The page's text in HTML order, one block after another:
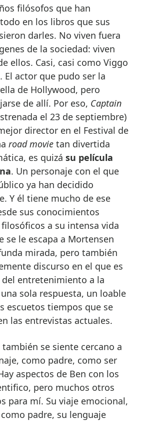
filósofos que han
en los libros que sus
darles. No viven fuera
de la sociedad: viven
ellos. Casi, casi como Viggo
El actor que pudo ser la
de Hollywood, pero
de allí. Por eso, Captain
el 23 de septiembre)
director en el Festival de
road movie tan divertida
es quizá su película
. Un personaje con el que
ya han decidido
Y él tiene mucho de ese
sus conocimientos
a su intensa vida
se le escapa a Mortensen
mirada, pero también
discurso en el que es
del entretenimiento a la
sola respuesta, un loable
escuetos tiempos que se
las entrevistas actuales.
se siente cercano a
como padre, como ser
aspectos de Ben con los
pero muchos otros
para mí. Su viaje emocional,
padre, su lenguaje